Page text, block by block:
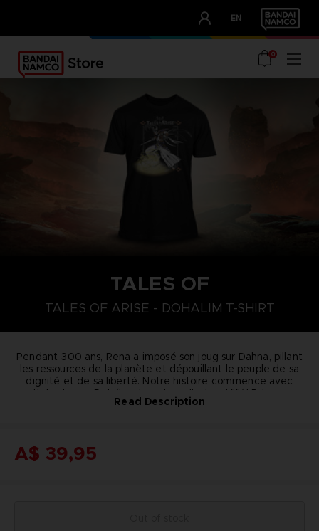
EN
OUR ADVANTAGES
0
TALES OF
TALES OF ARISE - DOHALIM T-SHIRT
Pendant 300 ans, Rena a imposé son joug sur Dahna, pillant
les ressources de la planète et dépouillant le peuple de sa
dignité et de sa liberté. Notre histoire commence avec
deux personnes nées dans des mondes différents, qui
cherchent à changer leur destin et tendre vers un nouveau
Introducing Dohalim , a very well-mannered Renan
gentleman with both magic abilities and an agile fighting
Read Description
A$ 39,95